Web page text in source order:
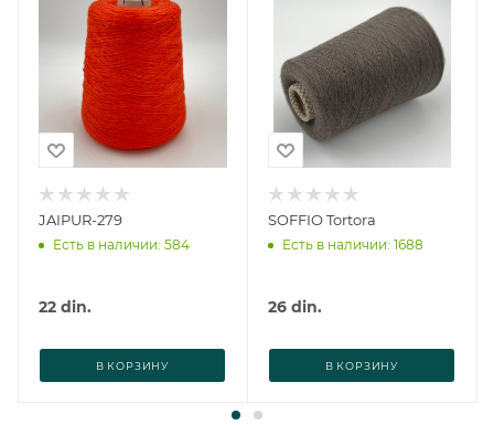
JAIPUR-279
Есть в наличии: 584
22 din.
В КОРЗИНУ
SOFFIO Tortora
Есть в наличии: 1688
26 din.
В КОРЗИНУ